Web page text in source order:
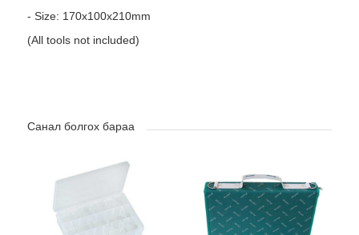
- Size: 170x100x210mm
(All tools not included)
Санал болгох бараа